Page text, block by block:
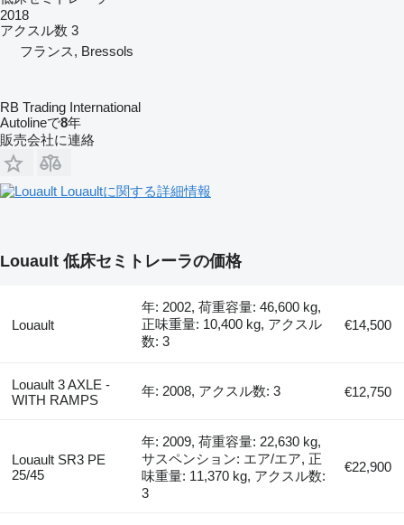
2018
アクスル数 3
フランス, Bressols
RB Trading International
Autolineで8年
販売会社に連絡
Louaultに関する詳細情報
Louault 低床セミトレーラの価格
Louault
年: 2002, 荷重容量: 46,600 kg,
正味重量: 10,400 kg, アクスル
数: 3
€14,500
Louault 3 AXLE -
WITH RAMPS
年: 2008, アクスル数: 3 €12,750
Louault SR3 PE
25/45
年: 2009, 荷重容量: 22,630 kg,
サスペンション: エア/エア, 正
味重量: 11,370 kg, アクスル数:
3
€22,900